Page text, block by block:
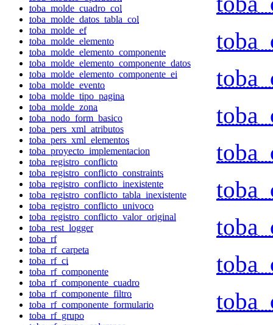
toba_molde_cuadro_col
toba_molde_datos_tabla_col
toba_molde_ef
toba_molde_elemento
toba_molde_elemento_componente
toba_molde_elemento_componente_datos
toba_molde_elemento_componente_ei
toba_molde_evento
toba_molde_tipo_pagina
toba_molde_zona
toba_nodo_form_basico
toba_pers_xml_atributos
toba_pers_xml_elementos
toba_proyecto_implementacion
toba_registro_conflicto
toba_registro_conflicto_constraints
toba_registro_conflicto_inexistente
toba_registro_conflicto_tabla_inexistente
toba_registro_conflicto_univoco
toba_registro_conflicto_valor_original
toba_rest_logger
toba_rf
toba_rf_carpeta
toba_rf_ci
toba_rf_componente
toba_rf_componente_cuadro
toba_rf_componente_filtro
toba_rf_componente_formulario
toba_rf_grupo